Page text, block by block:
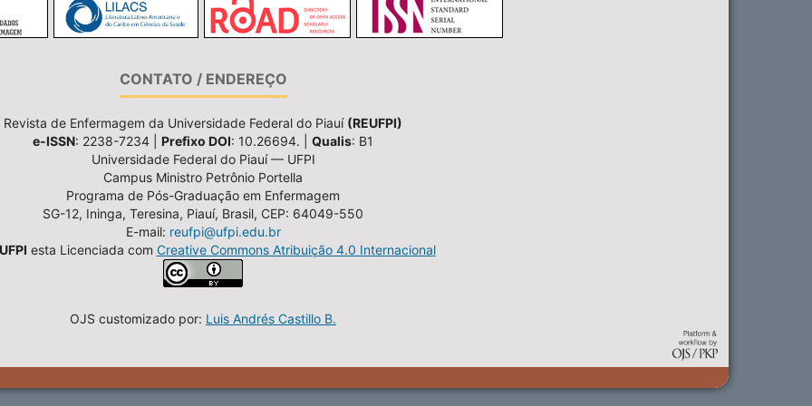
CONTATO / ENDEREÇO
Revista de Enfermagem da Universidade Federal do Piauí (REUFPI)
e-ISSN: 2238-7234 | Prefixo DOI: 10.26694. | Qualis: B1
Universidade Federal do Piauí — UFPI
Campus Ministro Petrônio Portella
Programa de Pós-Graduação em Enfermagem
SG-12, Ininga, Teresina, Piauí, Brasil, CEP: 64049-550
E-mail: reufpi@ufpi.edu.br
esta Licenciada com Creative Commons Atribuição 4.0 Internacional
OJS customizado por: Luis Andrés Castillo B.